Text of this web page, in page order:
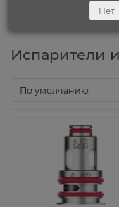
Испарители
Нет,